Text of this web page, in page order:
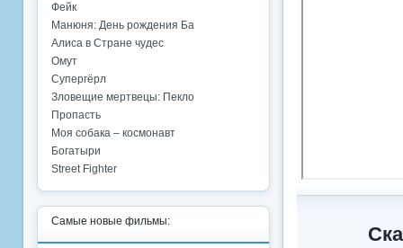
Фейк
Манюня: День рождения Ба
Алиса в Стране чудес
Омут
Супергёрл
Зловещие мертвецы: Пекло
Пропасть
Моя собака – космонавт
Богатыри
Street Fighter
Самые новые фильмы: